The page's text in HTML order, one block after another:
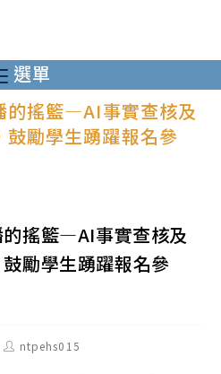
選單
的搖籃—AI事實查核及
勵學生踴躍報名參
搖籃—AI事實查核及
勵學生踴躍報名參
Post
author:
ntpehs015